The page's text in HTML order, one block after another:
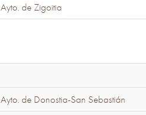
Ayto. de Zigoitia
Ayto. de Donostia-San Sebastián